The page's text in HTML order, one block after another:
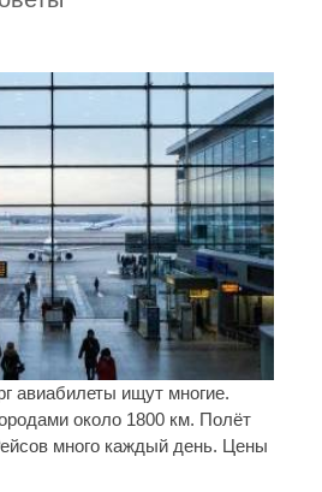
авиабилеты ищут многие.
около 1800 км. Полёт
много каждый день. Цены